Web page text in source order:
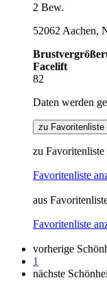
2 Bew.
52062 Aachen,
Facelift
82
Daten werden
zu Favoritenliste
zu
Favoritenliste
aus
Favoritenliste
vorherige
1
nächste